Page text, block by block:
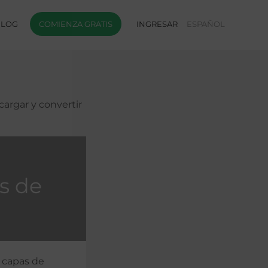
COMIENZA GRATIS INGRESAR ESPAÑOL
cargar y convertir
de
de